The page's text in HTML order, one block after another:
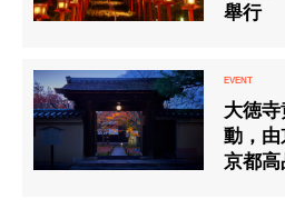
舉行
大徳
動，
京都